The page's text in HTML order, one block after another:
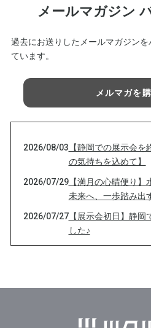
メールマガジン
過去にお送りしたメールマガジン
ています。
メルマガを
2026/08/03 【静岡での展示会
の気持ちを込めて】
2026/07/29【満月の心晴便り】
未来へ、一歩踏み出
2026/07/27【展示会初日】静岡
した♪
【本日26日限定】展